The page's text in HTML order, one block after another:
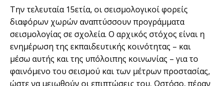
Την τελευταία 15ετία, οι σεισμολογικοί φορείς
διαφόρων χωρών αναπτύσσουν προγράμματα
σεισμολογίας σε σχολεία. Ο αρχικός στόχος είναι η
ενημέρωση της εκπαιδευτικής κοινότητας – και
μέσω αυτής και της υπόλοιπης κοινωνίας – για το
φαινόμενο του σεισμού και των μέτρων προστασίας,
ώστε να μειωθούν οι επιπτώσεις του. Ωστόσο, πέραν